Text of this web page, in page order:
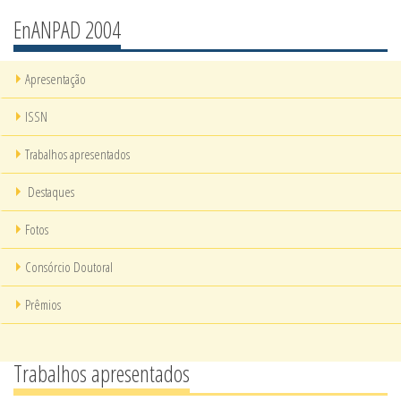
EnANPAD 2004
Apresentação
ISSN
Trabalhos apresentados
Destaques
Fotos
Consórcio Doutoral
Prêmios
Trabalhos apresentados